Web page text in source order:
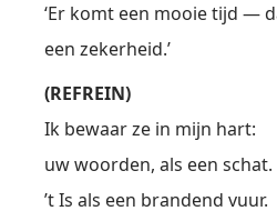
‘Er komt een mooie tijd —
een zekerheid.’
(REFREIN)
Ik bewaar ze in mijn hart:
uw woorden, als een schat.
’t Is als een brandend vuur.